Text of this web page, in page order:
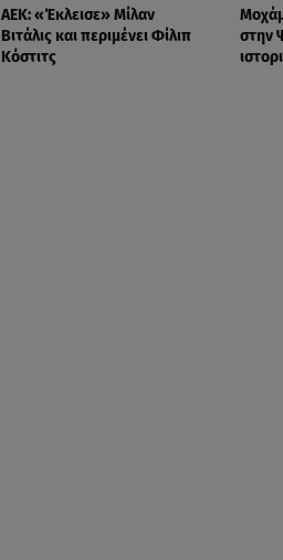
ΑΕΚ: «Έκλεισε» Μίλαν
Βιτάλις και περιμένει Φίλιπ
Κόστιτς
στην